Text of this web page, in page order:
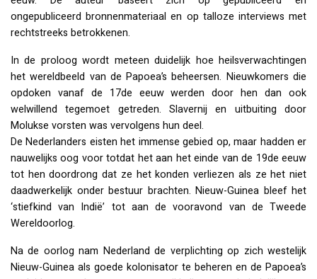
ongepubliceerd bronnenmateriaal en op talloze interviews met
rechtstreeks betrokkenen.
In de proloog wordt meteen duidelijk hoe heilsverwachtingen
het wereldbeeld van de Papoea’s beheersen. Nieuwkomers die
opdoken vanaf de 17de eeuw werden door hen dan ook
welwillend tegemoet getreden. Slavernij en uitbuiting door
Molukse vorsten was vervolgens hun deel.
De Nederlanders eisten het immense gebied op, maar hadden er
nauwelijks oog voor totdat het aan het einde van de 19de eeuw
tot hen doordrong dat ze het konden verliezen als ze het niet
daadwerkelijk onder bestuur brachten. Nieuw-Guinea bleef het
‘stiefkind van Indië’ tot aan de vooravond van de Tweede
Wereldoorlog.
Na de oorlog nam Nederland de verplichting op zich westelijk
Nieuw-Guinea als goede kolonisator te beheren en de Papoea’s